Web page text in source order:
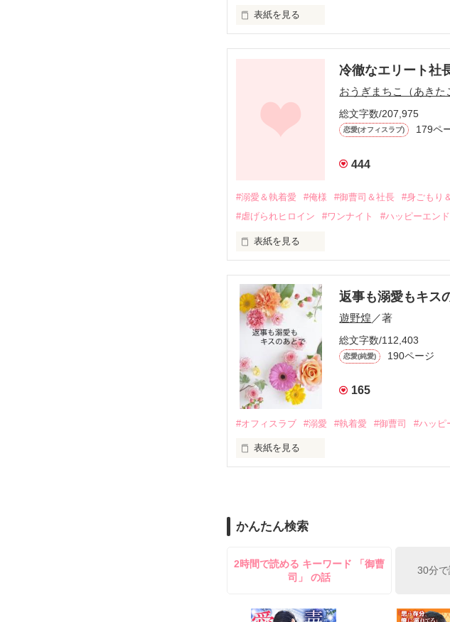
表紙を見る
しかし、ある出来事をきっかけに二人の関係
関係修復もできないまま、美桜は両親の離婚
引っ越すことになり、哲平とも離れ離れにな
そして、ひょんなことから
酔った勢いで一夜を共にしてしまった。
さらに、美桜が初めてだと知った哲平は
甘やかしてくる。
そんなある日、哲平は美桜がストーカー被害に
遭っていることを知る。
美桜を守るため、哲平は同居を提案してき
夏木美桜(なつきみお)
✕
鳴海哲平 (なるみてっぺい)
止まっていたはずの二人の時間が、再び動き
冷徹なエリート社
おうぎまちこ（あきた
総文字数/207,975
恋愛(オフィスラブ) 179ペ
444
#溺愛＆執着愛 #俺様 #御曹司＆社長 #身ごもり
#虐げられヒロイン
#ワンナイト #ハッピーエンド
表紙を見る
帰国後、美桜は新しい職場でワンナイトし
も関わらず、一族を離れて起業した新進気
人だったのだ――！
なぜか恭司から飼い猫の世話係を命じられ
返事も溺愛もキス
遊野煌 ／著
総文字数/112,403
恋愛(純愛) 190ページ
165
#オフィスラブ #溺愛 #執着愛 #御曹司 #ハッピ
表紙を見る
雪瀬鷹哉（29）が『──俺と結婚してくれな
鷹哉『宜しくな、俺の雛子』🦅
雛子『俺の……ひぃ、雛子？！！！』🐥
シゴデキで冷徹な上司が見せる素顔は、な
かんたん検索
2時間で読める キーワード 「御曹
司」 の話
30分